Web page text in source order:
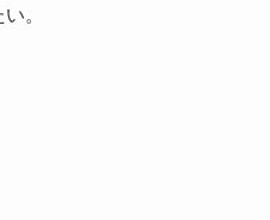
。